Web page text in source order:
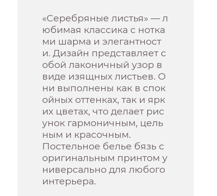
«Серебряные листья» — л
юбимая классика с нотка
ми шарма и элегантност
и. Дизайн представляет с
обой лаконичный узор в
виде изящных листьев. О
ни выполнены как в спок
ойных оттенках, так и ярк
их цветах, что делает рис
унок гармоничным, цель
ным и красочным.
Постельное белье бязь с
оригинальным принтом у
ниверсально для любого
интерьера.